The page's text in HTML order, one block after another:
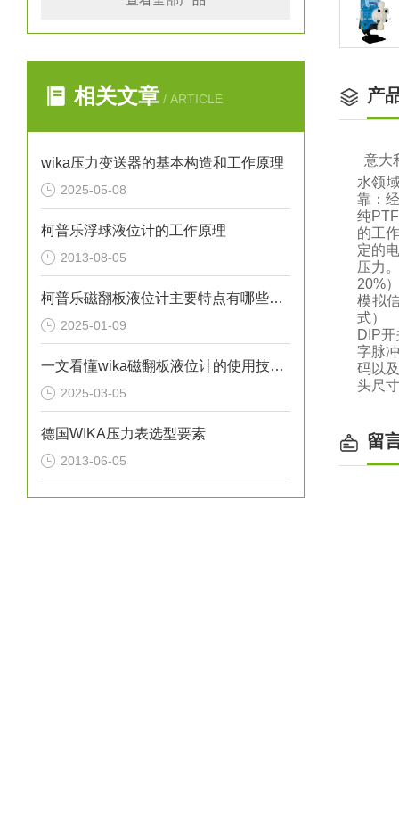
相关文章 / ARTICLE
wika压力变送器的基本构造和工作原理
2025-05-08
柯普乐浮球液位计的工作原理
2013-08-05
柯普乐磁翻板液位计主要特点有哪些呢？
2025-01-09
一文看懂wika磁翻板液位计的使用技巧有哪些
2025-03-05
德国WIKA压力表选型要素
2013-06-05
产
意大
水领
靠：
纯
的工
定的
压力
20%
模拟
式）
DIP
字脉
码以
头尺
留